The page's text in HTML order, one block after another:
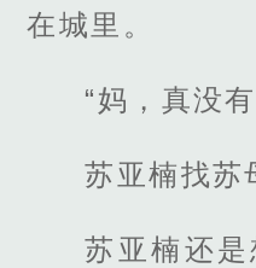
在城里。
“妈，真没
苏亚楠找苏
苏亚楠还